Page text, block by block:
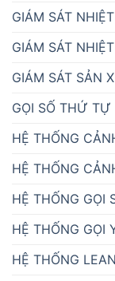
GIÁM SÁT
GIÁM SÁT
GIÁM SÁT SẢN
GỌI SỐ THỨ TỰ
HỆ THỐNG
HỆ THỐNG
HỆ THỐNG GỌI
HỆ THỐNG GỌI
HỆ THỐNG